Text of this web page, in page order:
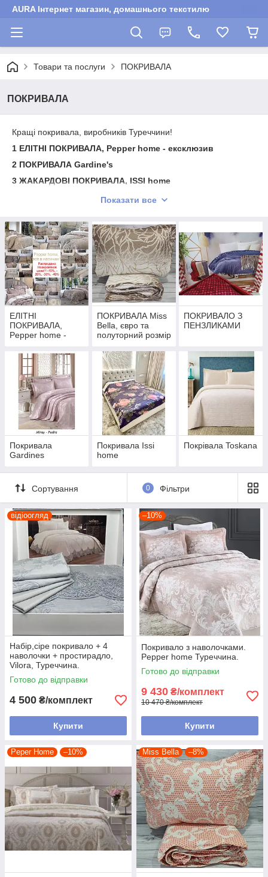
AURA Інтернет магазин, домашнього текстилю
Товари та послуги ПОКРИВАЛА
ПОКРИВАЛА
Кращі покривала, виробників Туреччини!
1 ЕЛІТНІ ПОКРИВАЛА, Pepper home - ексклюзив
2 ПОКРИВАЛА Gardine's
3 ЖАКАРДОВІ ПОКРИВАЛА, ISSI home
4 ПОКРИВАЛА, БАВОВНЯНІ, Istanbul
6 ДВОСТОРОННЄ ПОКРИВАЛО, Gold
7ВЕЛЮРОВІ ПОКРИВАЛА, MISS BELLA
Показати все
ЕЛІТНІ
ПОКРИВАЛА,
Pepper home -
ПОКРИВАЛА Miss
Bella, євро та
полуторний розмір
ПОКРИВАЛО З
ПЕНЗЛИКАМИ
Покривала
Gardines
Покривала Issi
hоme
Покрівала Toskana
Сортування 0 Фільтри
відіоогляд
Набір,сіре покривало + 4
наволочки + простирадло,
Vilora, Туреччина.
Готово до відправки
4 500 ₴/комплект
Купити
–10%
Покривало з наволочками.
Pepper home Туреччина.
Готово до відправки
9 430 ₴/комплект
10 470 ₴/комплект
Купити
Peper Home –10% Miss Bella –8%